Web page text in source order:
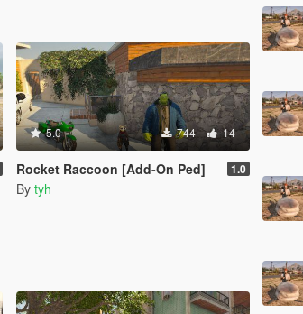
5.0 744 14
Rocket Raccoon [Add-On Ped] 1.0
By tyh